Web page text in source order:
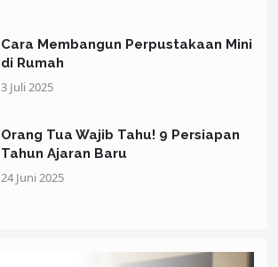
Cara Membangun Perpustakaan Mini
di Rumah
3 Juli 2025
Orang Tua Wajib Tahu! 9 Persiapan
Tahun Ajaran Baru
24 Juni 2025